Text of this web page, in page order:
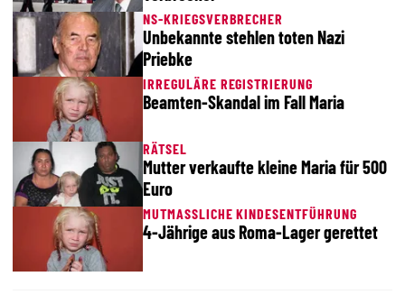
NS-KRIEGSVERBRECHER
Unbekannte stehlen toten Nazi
Priebke
IRREGULÄRE REGISTRIERUNG
Beamten-Skandal im Fall Maria
RÄTSEL
Mutter verkaufte kleine Maria für 500
Euro
MUTMASSLICHE KINDESENTFÜHRUNG
4-Jährige aus Roma-Lager gerettet